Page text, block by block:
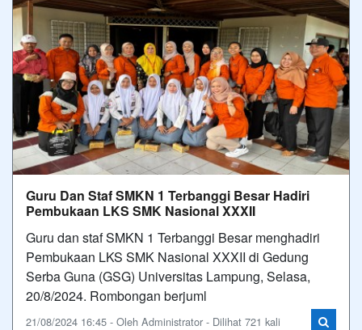
Guru Dan Staf SMKN 1 Terbanggi Besar Hadiri
Pembukaan LKS SMK Nasional XXXII
Guru dan staf SMKN 1 Terbanggi Besar menghadiri
Pembukaan LKS SMK Nasional XXXII di Gedung
Serba Guna (GSG) Universitas Lampung, Selasa,
20/8/2024. Rombongan berjuml
21/08/2024 16:45 - Oleh Administrator - Dilihat 721 kali